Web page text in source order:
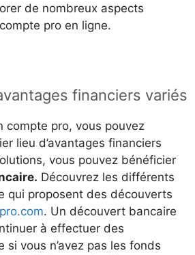
de nombreux aspects
pro en ligne.
financiers variés
compte pro, vous pouvez
lieu d’avantages financiers
vous pouvez bénéficier
Découvrez les différents
qui proposent des découverts
. Un découvert bancaire
à effectuer des
si vous n’avez pas les fonds